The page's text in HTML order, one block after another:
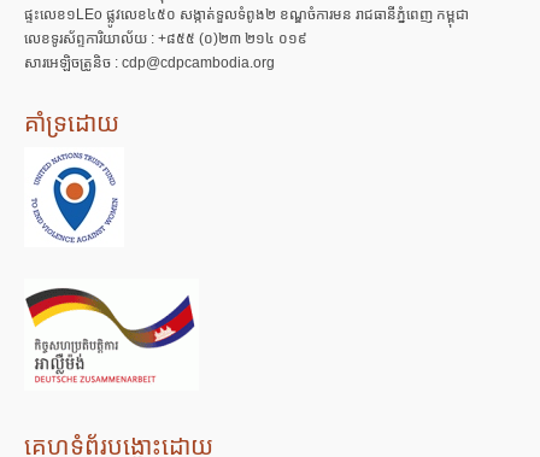
ផ្ទះលេខ១LEo ផ្លូវលេខ៤៥០ សង្កាត់ទួលទំពូង២ ខណ្ឌចំការមន រាជធានីភ្នំពេញ កម្ពុជា
លេខទូរស័ព្ទការិយាល័យ : +៨៥៥ (០)២៣ ២១៤ ០១៩
សារអេឡិចត្រូនិច : cdp@cdpcambodia.org
គាំទ្រដោយ
គេហទំព័របង្ហោះដោយ